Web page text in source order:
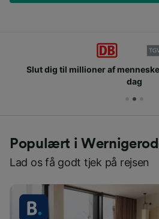
Slut dig til millioner af
dag
Populært i
Lad os få godt tjek på rejsen